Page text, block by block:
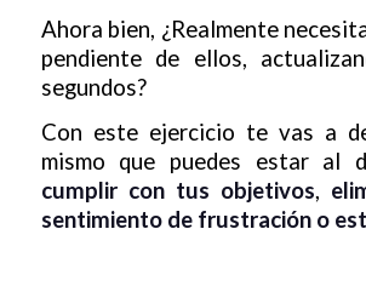
Ahora bien, ¿Realmente
pendiente de ellos,
segundos?
Con este ejercicio te vas a
mismo que puedes estar al
cumplir con tus objetivos,
sentimiento de frustración o